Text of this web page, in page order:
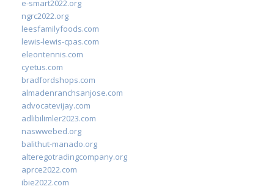
e-smart2022.org
ngrc2022.org
leesfamilyfoods.com
lewis-lewis-cpas.com
eleontennis.com
cyetus.com
bradfordshops.com
almadenranchsanjose.com
advocatevijay.com
adlibilimler2023.com
naswwebed.org
balithut-manado.org
alteregotradingcompany.org
aprce2022.com
ibie2022.com